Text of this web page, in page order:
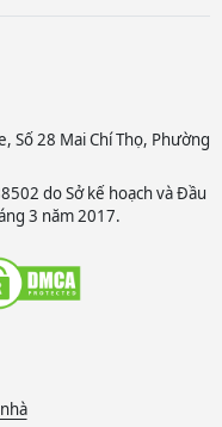
Số 28 Mai Chí Thọ, Phường
do Sở kế hoạch và Đầu
3 năm 2017.